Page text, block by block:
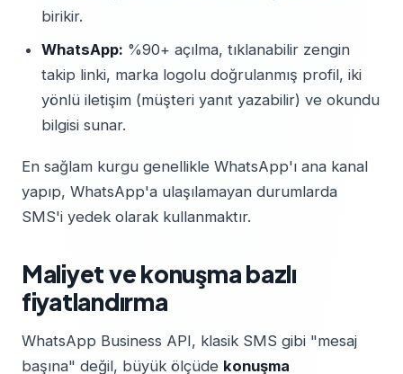
birikir.
WhatsApp: %90+ açılma, tıklanabilir zengin
takip linki, marka logolu doğrulanmış profil, iki
yönlü iletişim (müşteri yanıt yazabilir) ve okundu
bilgisi sunar.
En sağlam kurgu genellikle WhatsApp'ı ana kanal
yapıp, WhatsApp'a ulaşılamayan durumlarda
SMS'i yedek olarak kullanmaktır.
Maliyet ve konuşma bazlı
fiyatlandırma
WhatsApp Business API, klasik SMS gibi "mesaj
başına" değil, büyük ölçüde konuşma